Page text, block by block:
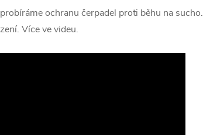
probíráme ochranu čerpadel proti běhu na sucho.
Více ve videu.